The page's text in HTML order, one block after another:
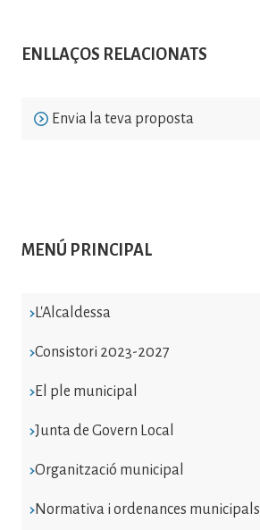
MENÚ PRINCIPAL
L'Alcaldessa
Consistori 2023-2027
El ple municipal
Junta de Govern Local
Organització municipal
Normativa i ordenances municipals
ENLLAÇOS RELACIONATS
Envia la teva proposta